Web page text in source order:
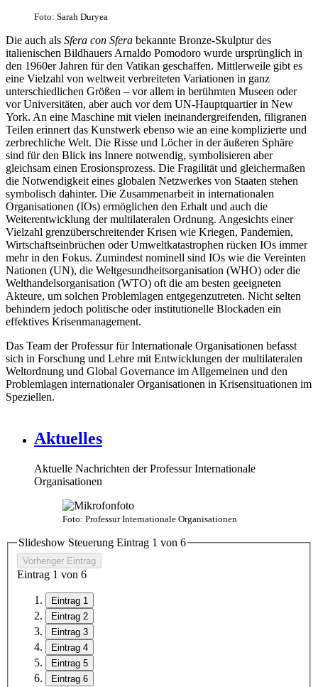
Foto: Sarah Duryea
Die auch als Sfera con Sfera bekannte Bronze-Skulptur des
italienischen Bildhauers Arnaldo Pomodoro wurde ursprünglich in
den 1960er Jahren für den Vatikan geschaffen. Mittlerweile gibt es
eine Vielzahl von weltweit verbreiteten Variationen in ganz
unterschiedlichen Größen – vor allem in berühmten Museen oder
vor Universitäten, aber auch vor dem UN-Hauptquartier in New
York. An eine Maschine mit vielen ineinandergreifenden, filigranen
Teilen erinnert das Kunstwerk ebenso wie an eine komplizierte und
zerbrechliche Welt. Die Risse und Löcher in der äußeren Sphäre
sind für den Blick ins Innere notwendig, symbolisieren aber
gleichsam einen Erosionsprozess. Die Fragilität und gleichermaßen
die Notwendigkeit eines globalen Netzwerkes von Staaten stehen
symbolisch dahinter. Die Zusammenarbeit in internationalen
Organisationen (IOs) ermöglichen den Erhalt und auch die
Weiterentwicklung der multilateralen Ordnung. Angesichts einer
Vielzahl grenzüberschreitender Krisen wie Kriegen, Pandemien,
Wirtschaftseinbrüchen oder Umweltkatastrophen rücken IOs immer
mehr in den Fokus. Zumindest nominell sind IOs wie die Vereinten
Nationen (UN), die Weltgesundheitsorganisation (WHO) oder die
Welthandelsorganisation (WTO) oft die am besten geeigneten
Akteure, um solchen Problemlagen entgegenzutreten. Nicht selten
behindern jedoch politische oder institutionelle Blockaden ein
effektives Krisenmanagement.
Das Team der Professur für Internationale Organisationen befasst
sich in Forschung und Lehre mit Entwicklungen der multilateralen
Weltordnung und Global Governance im Allgemeinen und den
Problemlagen internationaler Organisationen in Krisensituationen im
Speziellen.
Aktuelles
Aktuelle Nachrichten der Professur Internationale
Organisationen
Foto: Professur Internationale Organisationen
Slideshow Steuerung Eintrag 1 von 6
Vorheriger Eintrag
Eintrag 1 von 6
Eintrag 1
Eintrag 2
Eintrag 3
Eintrag 4
Eintrag 5
Eintrag 6